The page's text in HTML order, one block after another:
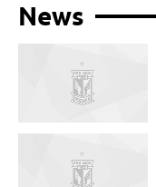
News